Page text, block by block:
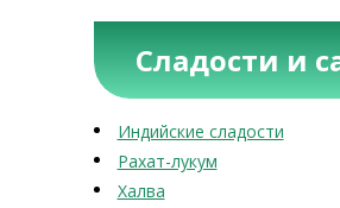
Сладости и
Индийские сладости
Рахат-лукум
Халва